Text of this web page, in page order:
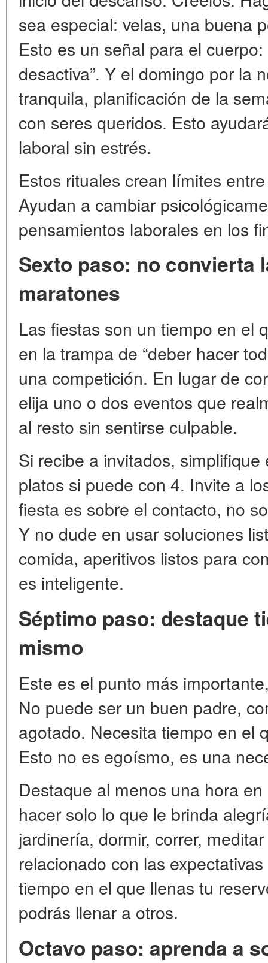
sea especial: velas, una buena
Esto es un señal para el
desactiva”. Y el domingo por la
tranquila, planificación de la
con seres queridos. Esto
laboral sin estrés.
Estos rituales crean límites
Ayudan a cambiar
pensamientos laborales en los
Sexto paso: no convierta
maratones
Las fiestas son un tiempo en el
en la trampa de “deber hacer
una competición. En lugar de
elija uno o dos eventos que
al resto sin sentirse culpable.
Si recibe a invitados,
platos si puede con 4. Invite a
fiesta es sobre el contacto, no
Y no dude en usar soluciones
comida, aperitivos listos para
es inteligente.
Séptimo paso: destaque
mismo
Este es el punto más
No puede ser un buen padre,
agotado. Necesita tiempo en el
Esto no es egoísmo, es una
Destaque al menos una hora
hacer solo lo que le brinda
jardinería, dormir, correr,
relacionado con las
tiempo en el que llenas tu
podrás llenar a otros.
Octavo paso: aprenda a